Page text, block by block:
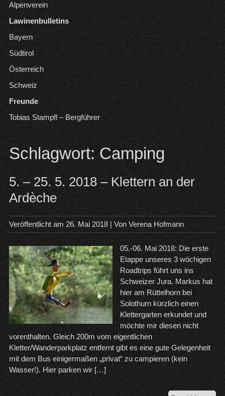
Alpenverein
Lawinenbulletins
Bayern
Südtirol
Österreich
Schweiz
Freunde
Tobias Stampfl – Bergführer
Schlagwort: Camping
5. – 25. 5. 2018 – Klettern an der
Ardèche
Veröffentlicht am 26. Mai 2018| Von Verena Hofmann
05.-06. Mai 2018: Die erste
Etappe unseres 3 wöchigen
Roadtrips führt uns ins
Schweizer Jura. Markus hat
hier am Rüttelhorn bei
Solothurn kürzlich einen
Klettergarten erkundet und
möchte mir diesen nicht
vorenthalten. Gleich 200m vom eigentlichen
Kletter/Wanderparkplatz entfernt gibt es eine gute Gelegenheit
mit dem Bus einigermaßen „privat“ zu campieren (kein
Wasser!). Hier parken wir […]